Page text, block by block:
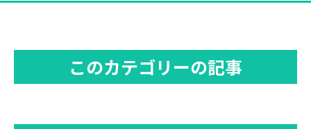
このカテゴリーの記事